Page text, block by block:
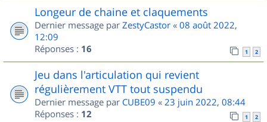
Longeur de chaine et claquements
Dernier message par ZestyCastor « 08 août 2022,
12:09
Réponses : 16 1 2
Jeu dans l'articulation qui revient
régulièrement VTT tout suspendu
Dernier message par CUBE09 « 23 juin 2022, 08:44
Réponses : 12 1 2